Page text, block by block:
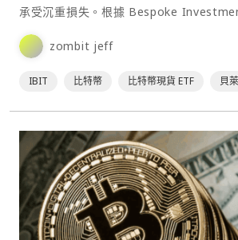
承受沉重損失。根據 Bespoke
計，美國最大比特幣現貨 ETF⋯
zombit jeff
IBIT 比特幣 比特幣現貨 ETF 貝